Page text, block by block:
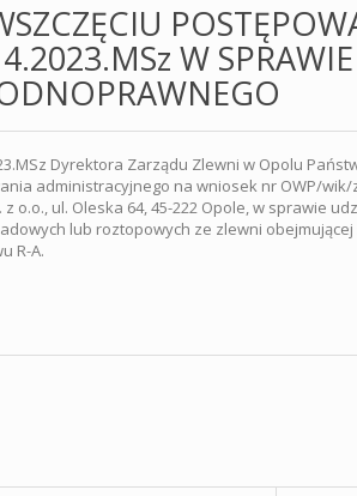
W
Dyrektora Zarządu Zlewni w Opolu
administracyjnego na wniosek nr OWP/wik/
o.o., ul. Oleska 64, 45-222 Opole, w sprawie
lub roztopowych ze zlewni
R-A.